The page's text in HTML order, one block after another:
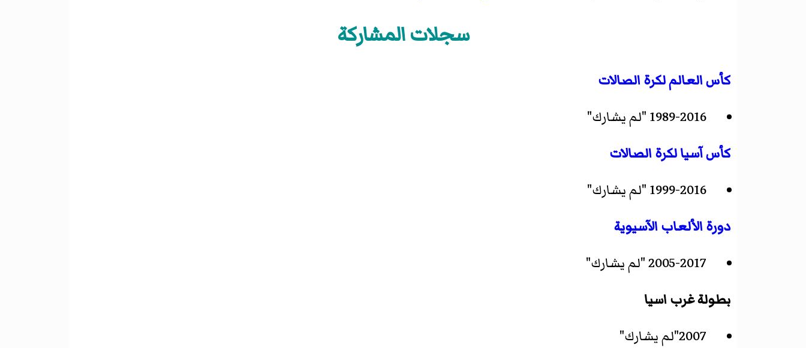
سجلات المشاركة
كأس العالم لكرة الصالات
1989-2016 "لم يشارك"
كأس آسيا لكرة الصالات
1999-2016 "لم يشارك"
دورة الألعاب الآسيوية
2005-2017 "لم يشارك"
بطولة غرب اسيا
2007"لم يشارك"